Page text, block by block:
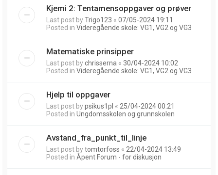
Kjemi 2: Tentamensoppgaver og prøver
Last post byTrigo123 « 07/05-2024 19:11
Posted in Videregående skole: VG1, VG2 og VG3
Matematiske prinsipper
Last post bychrisserna « 30/04-2024 10:02
Posted in Videregående skole: VG1, VG2 og VG3
Hjelp til oppgaver
Last post bypsikus1pl « 25/04-2024 00:21
Posted in Ungdomsskolen og grunnskolen
Avstand_fra_punkt_til_linje
Last post bytomtorfoss « 22/04-2024 13:49
Posted in Åpent Forum - for diskusjon